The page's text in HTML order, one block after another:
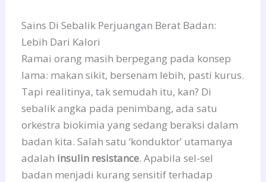
Sains Di Sebalik Perjuangan Berat Badan:
Lebih Dari Kalori
Ramai orang masih berpegang pada konsep
lama: makan sikit, bersenam lebih, pasti kurus.
Tapi realitinya, tak semudah itu, kan? Di
sebalik angka pada penimbang, ada satu
orkestra biokimia yang sedang beraksi dalam
badan kita. Salah satu ‘konduktor’ utamanya
adalah insulin resistance. Apabila sel-sel
badan menjadi kurang sensitif terhadap